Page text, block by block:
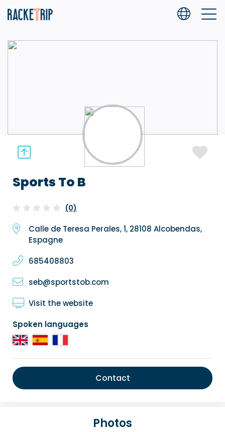
Sports To B
(0)
Calle de Teresa Perales, 1, 28108 Alcobendas,
Espagne
685408803
seb@sportstob.com
Visit the website
Spoken languages
Contact
Photos